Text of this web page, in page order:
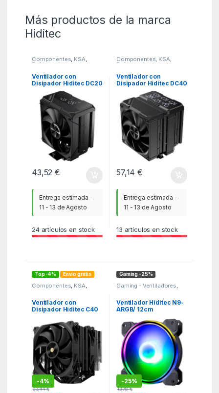
Más productos de la marca
Hiditec
Componentes, KSA,
Refrigeradores
Ventilador con
Disipador Hiditec DC20
Pro/ 12cm
43,52€
Entrega estimada -
11 - 13 de Agosto
24artículos en stock
Componentes, KSA,
Refrigeradores
Ventilador con
Disipador Hiditec DC40
57,14€
Entrega estimada -
11 - 13 de Agosto
13 artículos en stock
Top -4% Envío gratis
Componentes KSA
Refrigeradores
Ventilador con
Disipador Hiditec C40
-4%
93,44€
Gaming -25%
Gaming - Ventiladores
Periféricos Gaming
Ventilador Hiditec N9-
ARGB/ 12cm
-25%
13,78€